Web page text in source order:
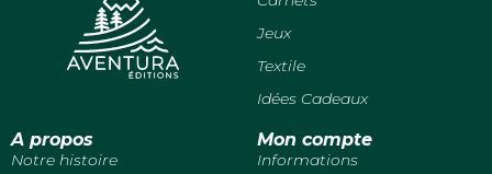
Jeux
Textile
Idées Cadeaux
A propos
Notre histoire
Mon compte
Informations